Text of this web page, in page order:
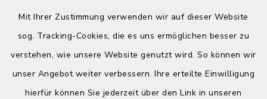
Mit Ihrer Zustimmung verwenden wir auf dieser Website
sog. Tracking-Cookies, die es uns ermöglichen besser zu
verstehen, wie unsere Website genutzt wird. So können wir
unser Angebot weiter verbessern. Ihre erteilte Einwilligung
hierfür können Sie jederzeit über den Link in unseren
Montag bis Freitag:
08:00-12:00 Uhr
Donnerstag zusätzlich:
13:00-18:00 Uhr